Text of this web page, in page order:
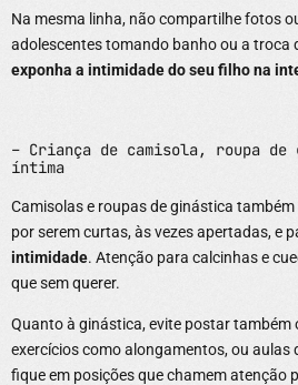
Na mesma linha, não compartilhe fotos
adolescentes tomando banho ou a troca
exponha a intimidade do seu filho na
– Criança de camisola, roupa
íntima
Camisolas e roupas de ginástica
por serem curtas, às vezes apertadas, e
intimidade. Atenção para calcinhas e
que sem querer.
Quanto à ginástica, evite postar também
exercícios como alongamentos, ou aulas
fique em posições que chamem atenção